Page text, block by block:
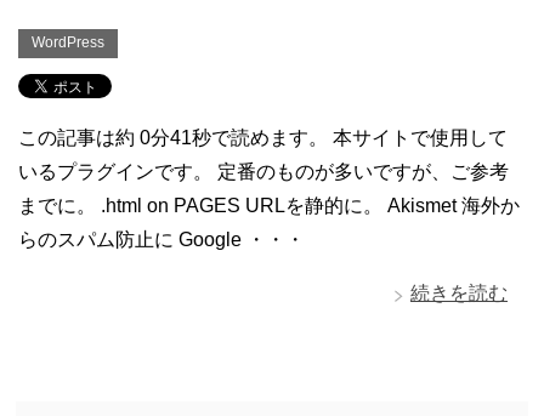
WordPress
この記事は約 0分41秒で読めます。 本サイトで使用して
いるプラグインです。 定番のものが多いですが、ご参考
までに。 .html on PAGES URLを静的に。 Akismet 海外か
らのスパム防止に Google ・・・
続きを読む